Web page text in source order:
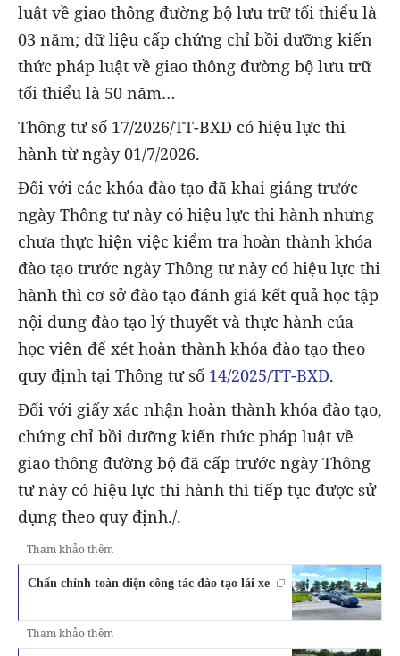
luật về giao thông đường bộ lưu trữ tối thiểu là
03 năm; dữ liệu cấp chứng chỉ bồi dưỡng kiến
thức pháp luật về giao thông đường bộ lưu trữ
tối thiểu là 50 năm…
Thông tư số 17/2026/TT-BXD có hiệu lực thi
hành từ ngày 01/7/2026.
Đối với các khóa đào tạo đã khai giảng trước
ngày Thông tư này có hiệu lực thi hành nhưng
chưa thực hiện việc kiểm tra hoàn thành khóa
đào tạo trước ngày Thông tư này có hiệu lực thi
hành thì cơ sở đào tạo đánh giá kết quả học tập
nội dung đào tạo lý thuyết và thực hành của
học viên để xét hoàn thành khóa đào tạo theo
quy định tại Thông tư số 14/2025/TT-BXD.
Đối với giấy xác nhận hoàn thành khóa đào tạo,
chứng chỉ bồi dưỡng kiến thức pháp luật về
giao thông đường bộ đã cấp trước ngày Thông
tư này có hiệu lực thi hành thì tiếp tục được sử
dụng theo quy định./.
Tham khảo thêm
Chấn chỉnh toàn diện công tác đào tạo lái xe
Tham khảo thêm